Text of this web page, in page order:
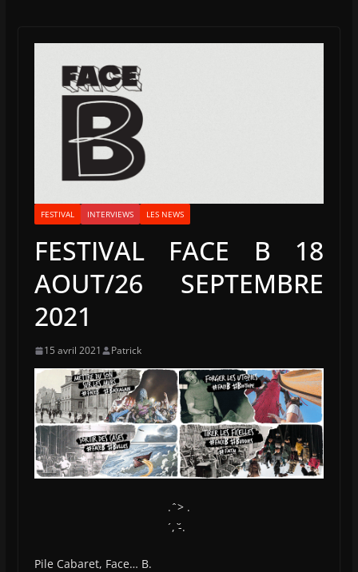
FESTIVAL INTERVIEWS LES NEWS
FESTIVAL FACE B 18
AOUT/26 SEPTEMBRE
2021
15 avril 2021 Patrick
. ̂ > .
́, -́̀.
Pile Cabaret, Face… B.